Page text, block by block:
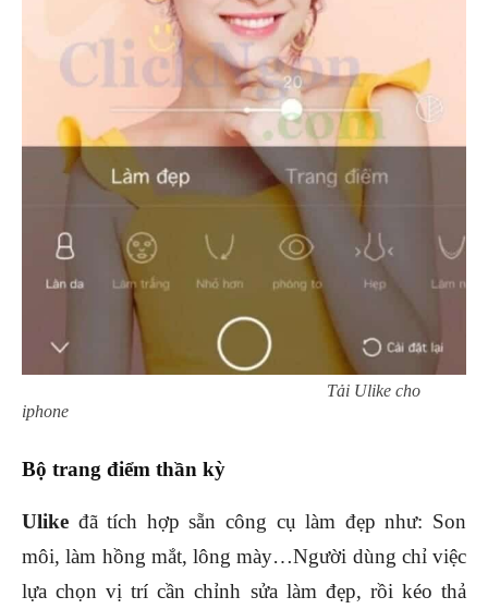
Tải Ulike cho
iphone
Bộ trang điểm thần kỳ
Ulike đã tích hợp sẵn công cụ làm đẹp như: Son
môi, làm hồng mắt, lông mày…Người dùng chỉ việc
lựa chọn vị trí cần chỉnh sửa làm đẹp, rồi kéo thả